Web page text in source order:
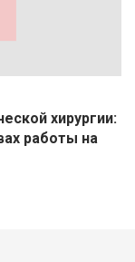
хирургии:
работы на